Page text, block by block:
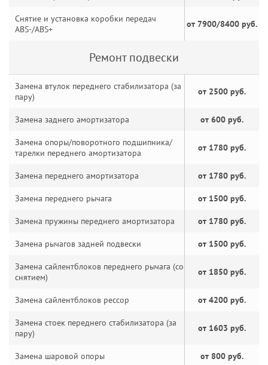
Снятие и установка коробки передач
ABS-/ABS+
от 7900/8400 руб.
Ремонт подвески
Замена втулок переднего стабилизатора (за
пару)
от 2500 руб.
Замена заднего амортизатора от 600 руб.
Замена опоры/поворотного подшипника/
тарелки переднего амортизатора
от 1780 руб.
Замена переднего амортизатора от 1780 руб.
Замена переднего рычага от 1500 руб.
Замена пружины переднего амортизатора от 1780 руб.
Замена рычагов задней подвески от 1500 руб.
Замена сайлентблоков переднего рычага (со
снятием)
от 1850 руб.
Замена сайлентблоков рессор от 4200 руб.
Замена стоек переднего стабилизатора (за
пару)
от 1603 руб.
Замена шаровой опоры от 800 руб.